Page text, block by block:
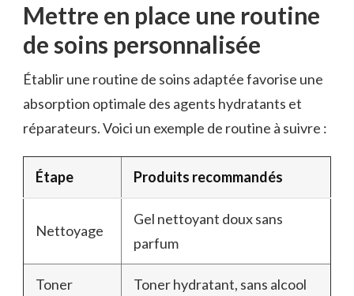
Mettre en place une routine
de soins personnalisée
Établir une routine de soins adaptée favorise une
absorption optimale des agents hydratants et
réparateurs. Voici un exemple de routine à suivre :
Étape Produits recommandés
Nettoyage
Gel nettoyant doux sans
parfum
Toner Toner hydratant, sans alcool